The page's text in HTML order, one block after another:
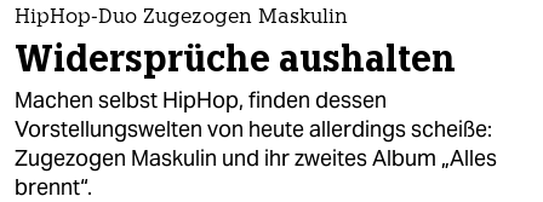
themen
politik
öko
gesellschaft
HipHop-Duo Zugezogen Maskulin
Widersprüche aushalten
Machen selbst HipHop, finden dessen
Vorstellungswelten von heute allerdings scheiße:
Zugezogen Maskulin und ihr zweites Album „Alles
brennt“.